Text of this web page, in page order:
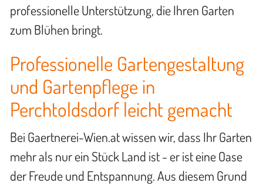
professionelle Unterstützung, die Ihren Garten
zum Blühen bringt.
Professionelle Gartengestaltung
und Gartenpflege in
Perchtoldsdorf leicht gemacht
Bei Gaertnerei-Wien.at wissen wir, dass Ihr Garten
mehr als nur ein Stück Land ist - er ist eine Oase
der Freude und Entspannung. Aus diesem Grund